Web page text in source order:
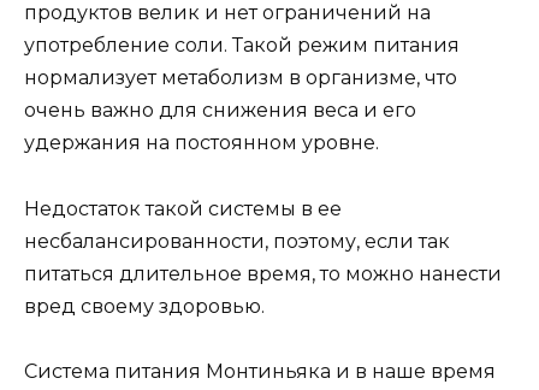
продуктов велик и нет ограничений на
употребление соли. Такой режим питания
нормализует метаболизм в организме, что
очень важно для снижения веса и его
удержания на постоянном уровне.
Недостаток такой системы в ее
несбалансированности, поэтому, если так
питаться длительное время, то можно нанести
вред своему здоровью.
Система питания Монтиньяка и в наше время